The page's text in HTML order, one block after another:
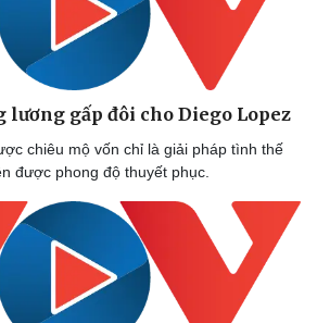
lương gấp đôi cho Diego Lopez
chiêu mộ vốn chỉ là giải pháp tình thế
được phong độ thuyết phục.